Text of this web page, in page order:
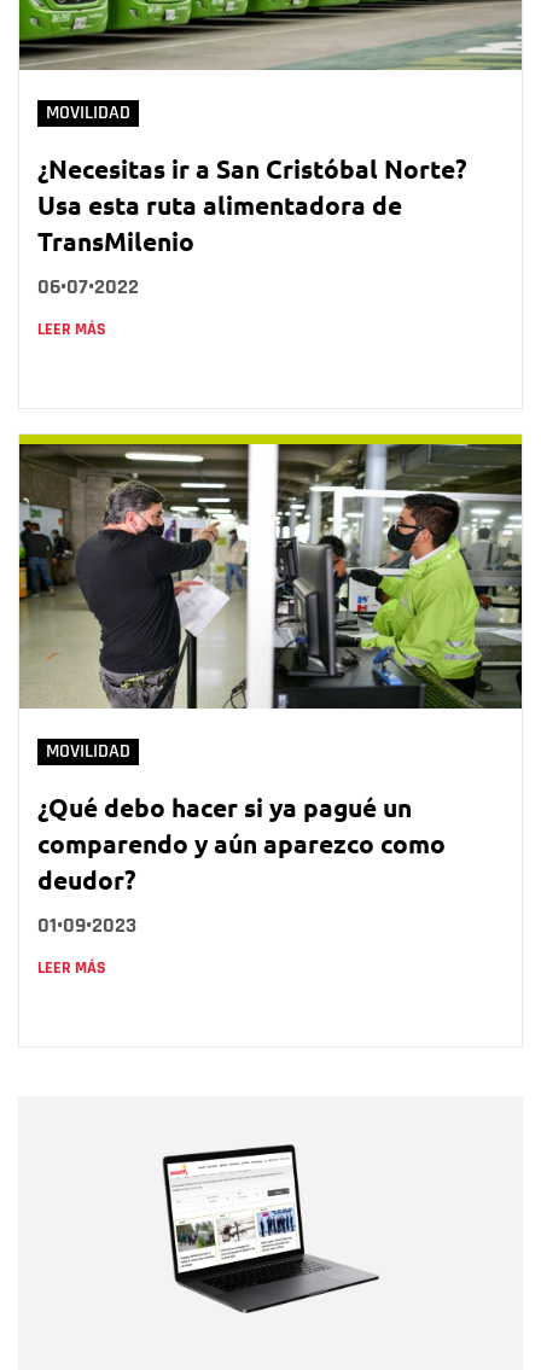
MOVILIDAD
¿Necesitas ir a San Cristóbal Norte?
Usa esta ruta alimentadora de
TransMilenio
06•07•2022
LEER MÁS
MOVILIDAD
¿Qué debo hacer si ya pagué un
comparendo y aún aparezco como
deudor?
01•09•2023
LEER MÁS
Correo electrónico
Tipo de comentario